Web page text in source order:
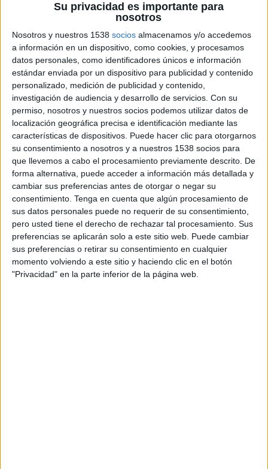
Su privacidad es importante para
nosotros
Nosotros y nuestros 1538 socios almacenamos y/o accedemos
a información en un dispositivo, como cookies, y procesamos
datos personales, como identificadores únicos e información
estándar enviada por un dispositivo para publicidad y contenido
personalizado, medición de publicidad y contenido,
investigación de audiencia y desarrollo de servicios. Con su
permiso, nosotros y nuestros socios podemos utilizar datos de
localización geográfica precisa e identificación mediante las
características de dispositivos. Puede hacer clic para otorgarnos
su consentimiento a nosotros y a nuestros 1538 socios para
que llevemos a cabo el procesamiento previamente descrito. De
forma alternativa, puede acceder a información más detallada y
cambiar sus preferencias antes de otorgar o negar su
consentimiento. Tenga en cuenta que algún procesamiento de
sus datos personales puede no requerir de su consentimiento,
pero usted tiene el derecho de rechazar tal procesamiento. Sus
preferencias se aplicarán solo a este sitio web. Puede cambiar
sus preferencias o retirar su consentimiento en cualquier
momento volviendo a este sitio y haciendo clic en el botón
"Privacidad" en la parte inferior de la página web.
12 DE FEBRERO DE 2016
La marca de preservativos Control prepara
una fiesta diferente con la que pretende dar
un giro a tan romántica fecha.
Como parte de su estrategia de marketing y
siguiendo con la idea de que hay que disfrutar de
cada momento, la marca de preservativos
Control quiere celebrar San Valentín de una
forma diferente. Por eso, la marca ha organizado